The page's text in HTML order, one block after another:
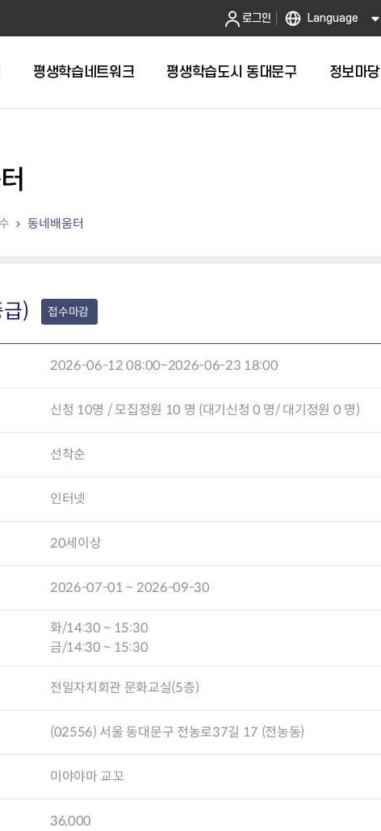
로그인 Language
평생학습네트워크 평생학습도시 동대문구 정보마당
동네배움터
) 접수마감
2026-06-12 08:00~2026-06-23 18:00
신청 10명 / 모집정원 10 명 (대기신청 0 명/ 대기정원 0 명)
선착순
인터넷
20세이상
2026-07-01 ~ 2026-09-30
화/14:30 ~ 15:30
금/14:30 ~ 15:30
전일자치회관 문화교실(5층)
(02556) 서울 동대문구 전농로37길 17 (전농동)
미야야마 교꼬
36,000